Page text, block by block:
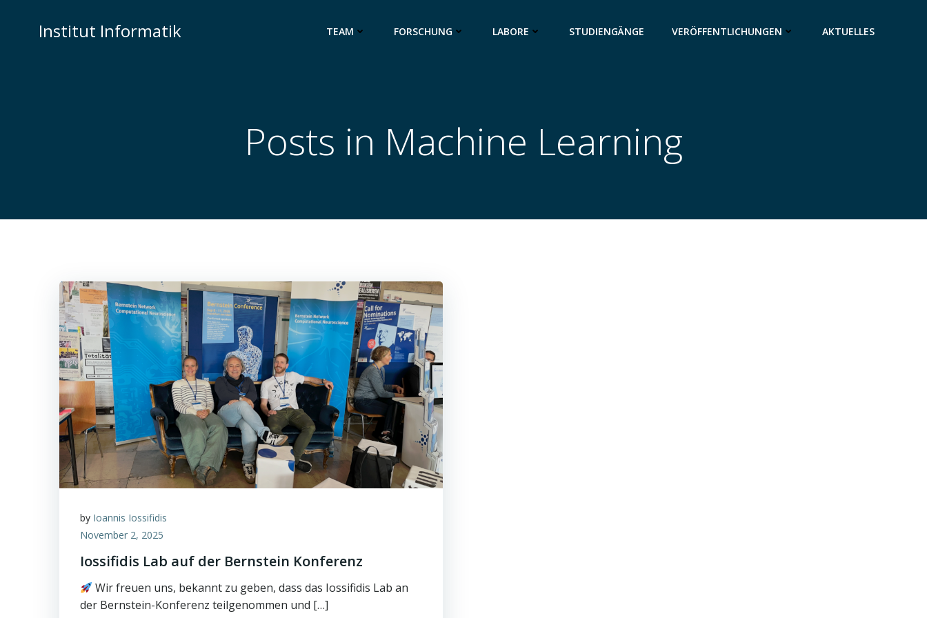
springenInstitut Informatik TEAM FORSCHUNG LABORE STUDIENGÄNGE VERÖFFENTLICHUNGEN AKTUELLES
Posts in Machine Learning
by Ioannis Iossifidis
November 2, 2025
Iossifidis Lab auf der Bernstein Konferenz
Wir freuen uns, bekannt zu geben, dass das Iossifidis Lab an
der Bernstein-Konferenz teilgenommen und […]